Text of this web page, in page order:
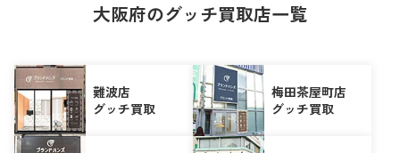
大阪府のグッチ買取店一覧
難波店
グッチ買取
梅田茶屋町店
グッチ買取